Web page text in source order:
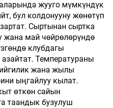
жууго мүмкүндүк
бул колдонууну жөнөтүп
Сыртынан сыртка
жана май чөйрөлөрүндө
клубдагы
Температураны
ийгилик жана жылы
ыңгайлуу кылат.
өткөн сайын
таандык бузулуш